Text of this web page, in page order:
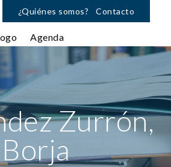
¿Quiénes somos? Contacto
Agenda
Zurrón,
Borja